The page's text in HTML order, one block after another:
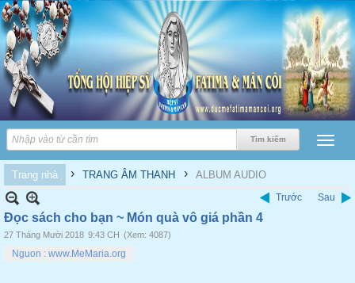
Trang nhà › TRANG ÂM THANH › ALBUM AUDIO
Trước Sau
Đọc sách cho bạn ~ Món quà vô giá phần 4
27 Tháng Mười 2018 9:43 CH (Xem: 4087)
Nguon : www.MeMaria.org